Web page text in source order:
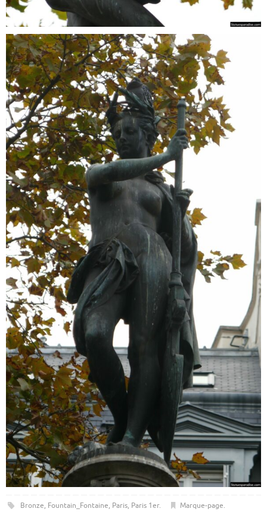
Bronze, Fountain_Fontaine, Paris, Paris 1er. Marque-page.